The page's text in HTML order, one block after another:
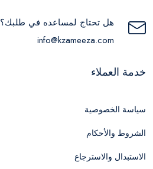
هل تحتاج لمساعده في طلبك؟
info@kzameeza.com
خدمة العملاء
سياسة الخصوصية
الشروط والأحكام
الاستبدال والاسترجاع